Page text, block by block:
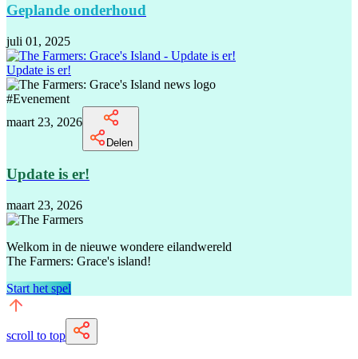
Geplande onderhoud
juli 01, 2025
Update is er!
#Evenement
maart 23, 2026
Delen
Update is er!
maart 23, 2026
Welkom in de nieuwe wondere eilandwereld
The Farmers: Grace's island!
Start het spel
scroll to top